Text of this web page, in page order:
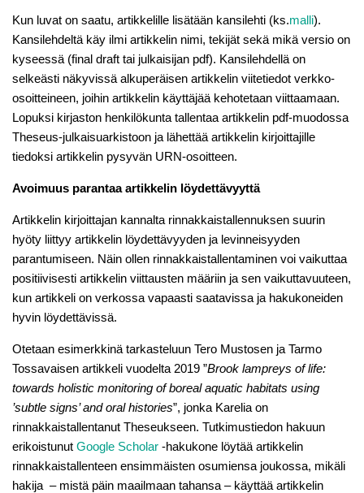
Kun luvat on saatu, artikkelille lisätään kansilehti (ks.malli).
Kansilehdeltä käy ilmi artikkelin nimi, tekijät sekä mikä versio on
kyseessä (final draft tai julkaisijan pdf). Kansilehdellä on
selkeästi näkyvissä alkuperäisen artikkelin viitetiedot verkko-
osoitteineen, joihin artikkelin käyttäjää kehotetaan viittaamaan.
Lopuksi kirjaston henkilökunta tallentaa artikkelin pdf-muodossa
Theseus-julkaisuarkistoon ja lähettää artikkelin kirjoittajille
tiedoksi artikkelin pysyvän URN-osoitteen.
Avoimuus parantaa artikkelin löydettävyyttä
Artikkelin kirjoittajan kannalta rinnakkaistallennuksen suurin
hyöty liittyy artikkelin löydettävyyden ja levinneisyyden
parantumiseen. Näin ollen rinnakkaistallentaminen voi vaikuttaa
positiivisesti artikkelin viittausten määriin ja sen vaikuttavuuteen,
kun artikkeli on verkossa vapaasti saatavissa ja hakukoneiden
hyvin löydettävissä.
Otetaan esimerkkinä tarkasteluun Tero Mustosen ja Tarmo
Tossavaisen artikkeli vuodelta 2019 ”Brook lampreys of life:
towards holistic monitoring of boreal aquatic habitats using
’subtle signs’ and oral histories”, jonka Karelia on
rinnakkaistallentanut Theseukseen. Tutkimustiedon hakuun
erikoistunut Google Scholar -hakukone löytää artikkelin
rinnakkaistallenteen ensimmäisten osumiensa joukossa, mikäli
hakija – mistä päin maailmaan tahansa – käyttää artikkelin